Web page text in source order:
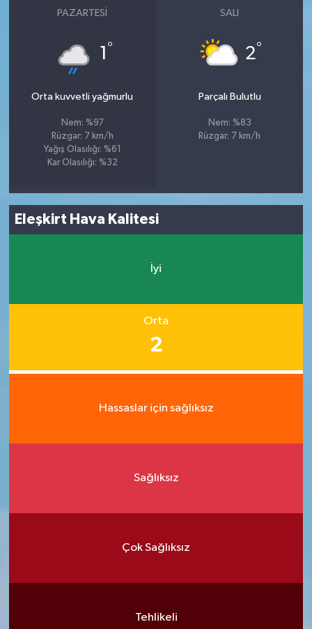
PAZARTESI
1 °
Orta kuvvetli yağmurlu
Nem: %97
Rüzgar: 7 km/h
Yağış Olasılığı: %61
Kar Olasılığı: %32
SALI
2°
Parçalı Bulutlu
Nem: %83
Rüzgar: 7 km/h
Eleşkirt Hava Kalitesi
İyi
Orta
2
Hassaslar için sağlıksız
Sağlıksız
Çok Sağlıksız
Tehlikeli